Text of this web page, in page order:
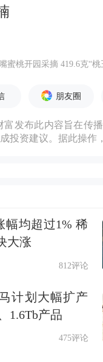
蜜桃开园采摘 419.6克“桃
朋友圈
富发布此内容旨在传
投资建议。据此操作
幅均超过1% 稀
大涨
812评论
计划大幅扩产
1.6Tb产品
475评论